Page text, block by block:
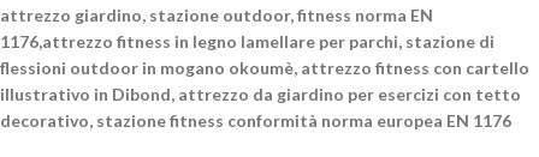
attrezzo giardino, stazione outdoor, fitness norma EN
1176,attrezzo fitness in legno lamellare per parchi, stazione di
flessioni outdoor in mogano okoumè, attrezzo fitness con cartello
illustrativo in Dibond, attrezzo da giardino per esercizi con tetto
decorativo, stazione fitness conformità norma europea EN 1176